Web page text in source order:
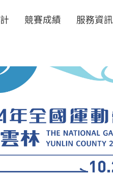
競賽成績
服務資訊